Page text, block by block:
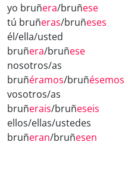
yo bruñera/bruñese
tú bruñeras/bruñeses
él/ella/usted
bruñera/bruñese
nosotros/as
bruñéramos/bruñésemos
vosotros/as
bruñerais/bruñeseis
ellos/ellas/ustedes
bruñeran/bruñesen